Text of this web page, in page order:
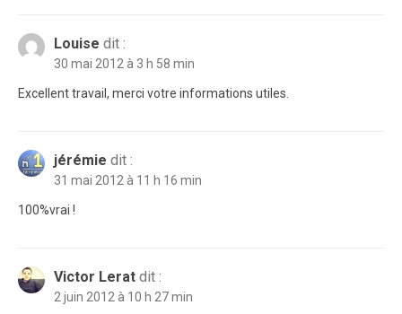
Louise dit :
30 mai 2012 à 3 h 58 min
Excellent travail, merci votre informations utiles.
jérémie dit :
31 mai 2012 à 11 h 16 min
100%vrai !
Victor Lerat dit :
2 juin 2012 à 10 h 27 min